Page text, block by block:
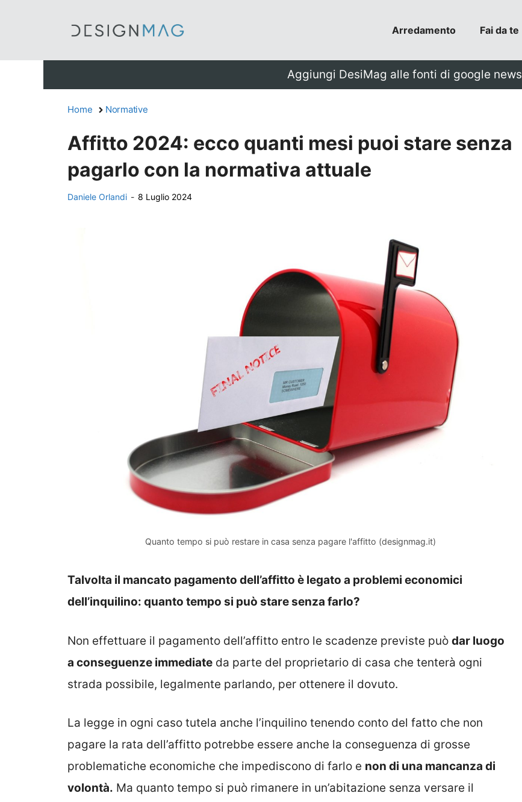
Arredamento Fai da te
Aggiungi DesiMag alle fonti di google news
Home Normative
Affitto 2024: ecco quanti mesi puoi stare senza
pagarlo con la normativa attuale
Daniele Orlandi - 8 Luglio 2024
Quanto tempo si può restare in casa senza pagare l'affitto (designmag.it)
Talvolta il mancato pagamento dell’affitto è legato a problemi economici
dell’inquilino: quanto tempo si può stare senza farlo?
Non effettuare il pagamento dell’affitto entro le scadenze previste può dar luogo
a conseguenze immediate da parte del proprietario di casa che tenterà ogni
strada possibile, legalmente parlando, per ottenere il dovuto.
La legge in ogni caso tutela anche l’inquilino tenendo conto del fatto che non
pagare la rata dell’affitto potrebbe essere anche la conseguenza di grosse
problematiche economiche che impediscono di farlo e non di una mancanza di
volontà. Ma quanto tempo si può rimanere in un’abitazione senza versare il